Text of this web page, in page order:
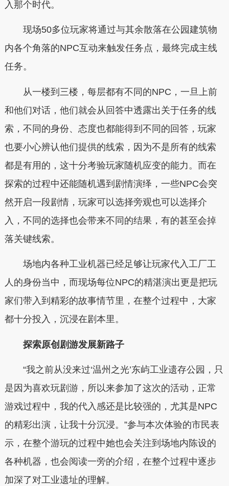
入那个时代。
现场50多位玩家将通过与其余散落在公园建筑物
内各个角落的NPC互动来触发任务点，最终完成主线
任务。
从一楼到三楼，每层都有不同的NPC，一旦上前
和他们对话，他们就会从回答中透露出关于任务的线
索，不同的身份、态度也都能得到不同的回答，玩家
也要小心辨认他们提供的线索，因为不是所有的线索
都是有用的，这十分考验玩家随机应变的能力。而在
探索的过程中还能随机遇到剧情演绎，一些NPC会突
然开启一段剧情，玩家可以选择旁观也可以选择介
入，不同的选择也会带来不同的结果，有的甚至会掉
落关键线索。
场地内各种工业机器已经足够让玩家代入工厂工
人的身份当中，而现场每位NPC的精湛演出更是把玩
家们带入到精彩的故事情节里，在整个过程中，大家
都十分投入，沉浸在剧本里。
探索原创剧游发展新路子
“我之前从没来过‘温州之光’东屿工业遗存公园，只
是因为喜欢玩剧游，所以来参加了这次的活动，正常
游戏过程中，我的代入感还是比较强的，尤其是NPC
的精彩出演，让我十分沉浸。”参与本次体验的市民表
示，在整个游玩的过程中她也会关注到场地内陈设的
各种机器，也会阅读一旁的介绍，在整个过程中逐步
加深了对工业遗址的理解。